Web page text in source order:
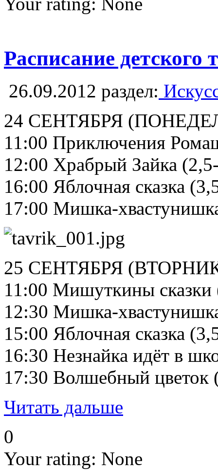
Расписание детского
26.09.2012 раздел:
24 СЕНТЯБРЯ
11:00 Приключения
12:00 Храбрый Зайка
16:00 Яблочная сказка
17:00 Мишка-
25 СЕНТЯБРЯ
11:00 Мишуткины сказки
12:30 Мишка-
15:00 Яблочная сказка
16:30 Незнайка идёт в
17:30 Волшебный цветок
Читать дальше
0
Your rating: None